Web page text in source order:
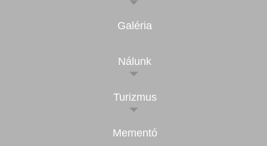
Galéria
Nálunk
Turizmus
Mementó